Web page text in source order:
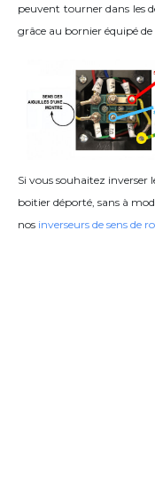
peuvent tourner dans les
grâce au bornier équipé
Si vous souhaitez inverser
boitier déporté, sans à
nos inverseurs de sens de